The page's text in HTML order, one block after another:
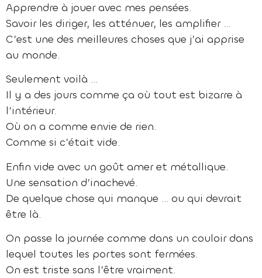
Apprendre à jouer avec mes pensées.
Savoir les diriger, les atténuer, les amplifier …
C’est une des meilleures choses que j’ai apprise
au monde.
Seulement voilà …
Il y a des jours comme ça où tout est bizarre à
l’intérieur.
Où on a comme envie de rien.
Comme si c’était vide.
Enfin vide avec un goût amer et métallique.
Une sensation d’inachevé.
De quelque chose qui manque … ou qui devrait
être là.
On passe la journée comme dans un couloir dans
lequel toutes les portes sont fermées.
On est triste sans l’être vraiment.